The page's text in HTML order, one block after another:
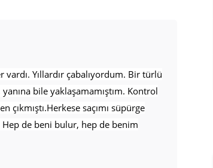
Yıllardır çabalıyordum. Bir türlü
bile yaklaşamamıştım. Kontrol
çıkmıştı.Herkese saçımı süpürge
de beni bulur, hep de benim